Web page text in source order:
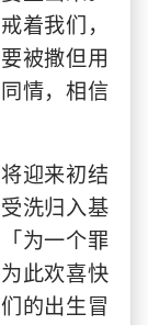
着我们，
被撒但用
情，相信
迎来初结
洗归入基
为一个罪
此欢喜快
的出生冒